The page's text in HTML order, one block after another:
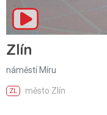
Zlín
náměstí Míru
ZL město Zlín